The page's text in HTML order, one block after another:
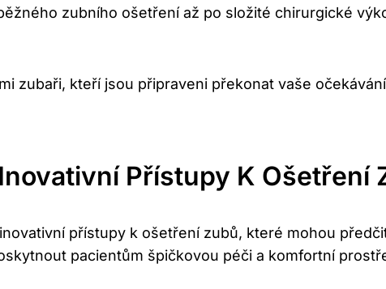
zubního ošetření až po složité chirurgické
zubaři, kteří jsou připraveni překonat vaše
Přístupy K Ošetření
přístupy k ošetření zubů, které mohou
pacientům špičkovou péči a komfortní